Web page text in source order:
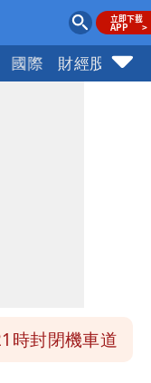
國際 財經股市
還在審
掉出裙底」
時封閉機車道